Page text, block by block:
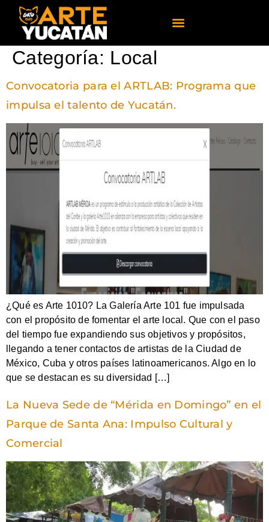
Categoría: Local
Convocatoria para el ARTLAB: Programa que
impulsa el talento de Yucatán.
¿Qué es Arte 1010? La Galería Arte 101 fue impulsada
con el propósito de fomentar el arte local. Que con el paso
del tiempo fue expandiendo sus objetivos y propósitos,
llegando a tener contactos de artistas de la Ciudad de
México, Cuba y otros países latinoamericanos. Algo en lo
que se destacan es su diversidad […]
La Nueva Sede de “Mérida en Domingo” en el
Parque de Santa Ana: Impulso Cultural y
Comercial